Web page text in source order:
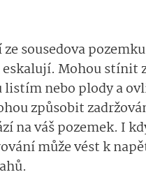
sousedova
Mohou stínit
nebo plody a
způsobit
na váš pozemek. I
může vést k